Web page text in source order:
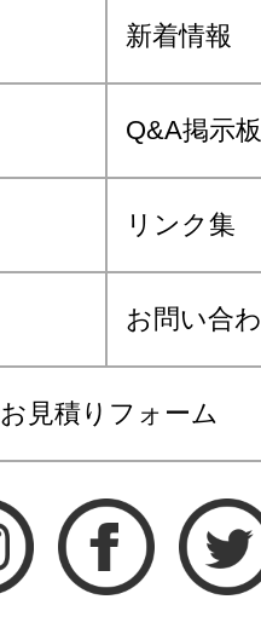
新着情報
Q&A掲示板
リンク集
お問い合
お見積りフォーム